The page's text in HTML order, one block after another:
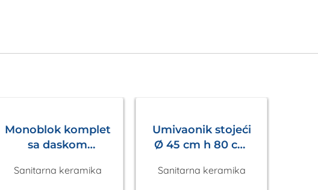
Monoblok komplet
sa daskom
VENTURI VITA
Sanitarna keramika
Umivaonik stojeći
Ø 45 cm h 80 cm
VITA
Sanitarna keramika